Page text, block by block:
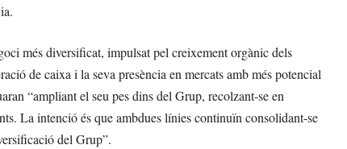
més diversificat, impulsat pel creixement orgànic dels
de caixa i la seva presència en mercats amb més potencial
“ampliant el seu pes dins del Grup, recolzant-se en
La intenció és que ambdues línies continuïn consolidant-se
del Grup”.